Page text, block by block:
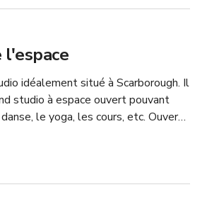
l'espace
idéalement situé à Scarborough. Il
studio à espace ouvert pouvant
le yoga, les cours, etc. Ouvert
faites-nous savoir ce que
via la messagerie Giggster si